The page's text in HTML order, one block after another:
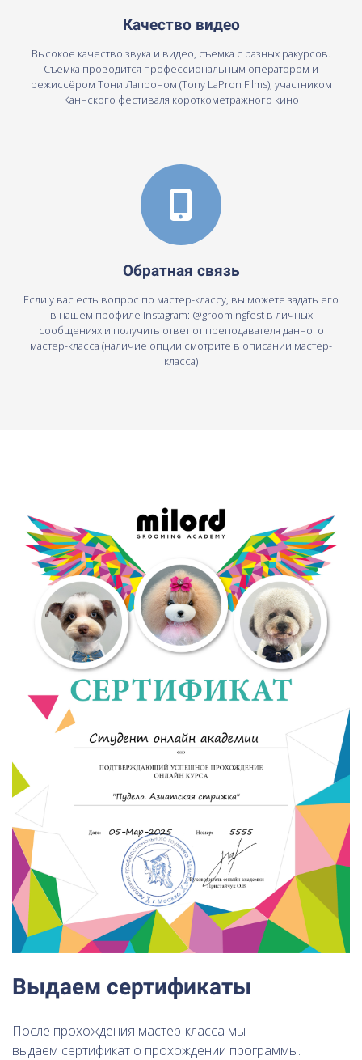
Качество видео
Высокое качество звука и видео, съемка с разных ракурсов.
Съемка проводится профессиональным оператором и
режиссёром Тони Лапроном (Tony LaPron Films), участником
Каннского фестиваля короткометражного кино
Обратная связь
Если у вас есть вопрос по мастер-классу, вы можете задать его
в нашем профиле Instagram: @groomingfest в личных
сообщениях и получить ответ от преподавателя данного
мастер-класса (наличие опции смотрите в описании мастер-
класса)
Выдаем сертификаты
После прохождения мастер-класса мы
выдаем сертификат о прохождении программы.